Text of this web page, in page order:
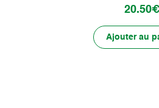
20.50€
Ajouter au